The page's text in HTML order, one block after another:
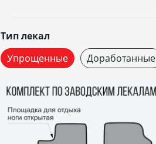
Тип лекал
Упрощенные
Доработанные